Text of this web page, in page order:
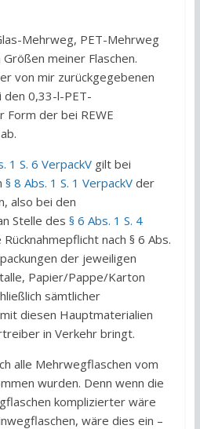
Mehrweg, PET-Mehrweg
meiner Flaschen.
von mir zurückgegebenen
den 0,33-l-PET-
Form der bei REWE
1 S. 6 VerpackVgilt bei
§ 8 Abs. 1 S. 1 VerpackVder
also bei den
Stelle des § 6 Abs. 1 S. 4
nach § 6 Abs.
der jeweiligen
Papier/Pappe/Karton
sämtlicher
diesen Hauptmaterialien
in Verkehr bringt.
alle Mehrwegflaschen vom
wurden. Denn wenn die
komplizierter wäre
wäre dies ein –